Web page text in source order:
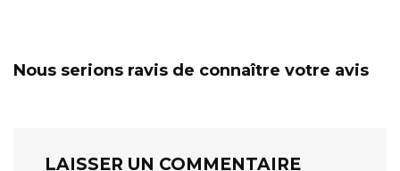
Nous serions ravis de connaître votre avis
LAISSER UN COMMENTAIRE